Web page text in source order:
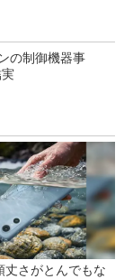
の制御機器事
丈さがとんでもな